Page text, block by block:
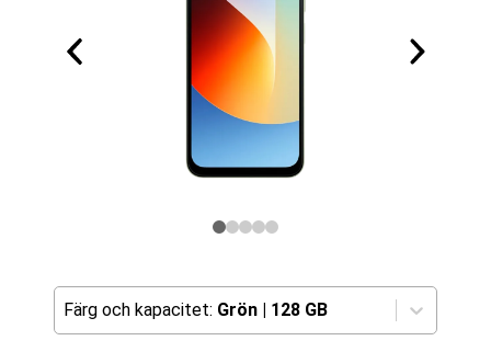
Färg och kapacitet: Grön | 128 GB